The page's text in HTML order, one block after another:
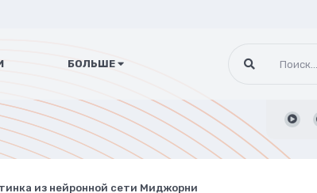
БОЛЬШЕ
из нейронной сети Миджорни